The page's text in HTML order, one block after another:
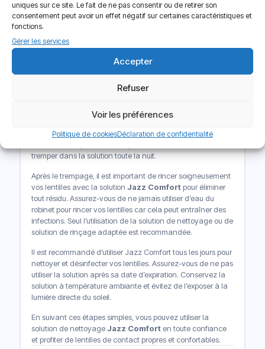
uniques sur ce site. Le fait de ne pas consentir ou de retirer son
consentement peut avoir un effet négatif sur certaines caractéristiques et
fonctions.
Gérer les services
Accepter
Refuser
Voir les préférences
Politique de cookiesDéclaration de confidentialité
Si vous portez des lentilles de contact, il est crucial de
nettoyer et désinfecter correctement vos lentilles pour éviter
Comfort est une solution efficace et facile à utiliser pour
nettoyer et désinfecter vos lentilles.
Le mode d’utilisation deJazz Comfortest très simple. Tout
d’abord, vous devez masser doucement vos lentilles de
de la lentille est couverte de solution. Ensuite, vous devez
laisser vos lentilles tremper dans la solution pendant au
moins quatre heures pour une désinfection complète. Pour
tremper dans la solution toute la nuit.
Après le trempage, il est important de rincer soigneusement
vos lentilles avec la solution Jazz Comfortpour éliminer
tout résidu. Assurez-vous de ne jamais utiliser d’eau du
robinet pour rincer vos lentilles car cela peut entraîner des
infections. Seul l’utilisation de la solution de nettoyage ou de
solution de rinçage adaptée est recommandée.
Il est recommandé d’utiliser Jazz Comfort tous les jours pour
nettoyer et désinfecter vos lentilles. Assurez-vous de ne pas
utiliser la solution après sa date d’expiration. Conservez la
solution à température ambiante et évitez de l’exposer à la
lumière directe du soleil.
En suivant ces étapes simples, vous pouvez utiliser la
solution de nettoyageJazz Comforten toute confiance
et profiter de lentilles de contact propres et confortables.